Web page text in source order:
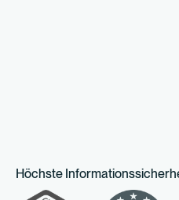
Höchste